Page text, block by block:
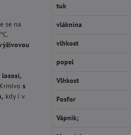
se na
lososí,
s
kdy i v
tuk
vláknina
vlhkost
popel
Vlhkost
Fosfor
Vápník;